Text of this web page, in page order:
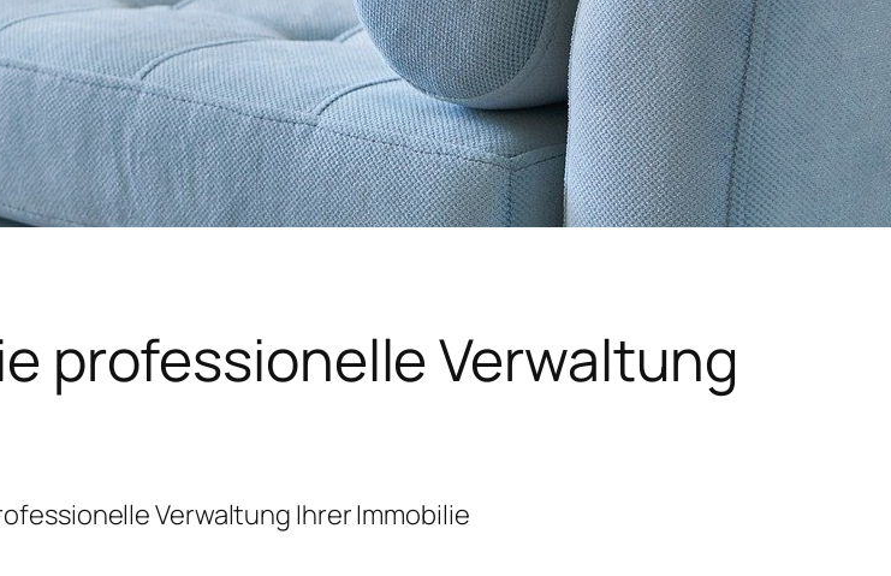
professionelle Verwaltung
Verwaltung Ihrer Immobilie